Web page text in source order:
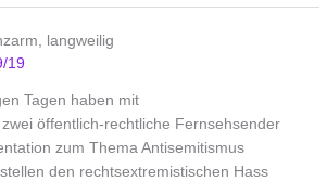
langweilig
19
Tagen haben mit
öffentlich-rechtliche Fernsehsender
zum Thema Antisemitismus
den rechtsextremistischen Hass